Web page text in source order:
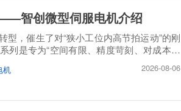
智创微型伺服电机介绍
型，催生了对“狭小工位内高节拍运动”的刚
列是专为“空间有限、精度苛刻、对成本敏
机 2026-08-06